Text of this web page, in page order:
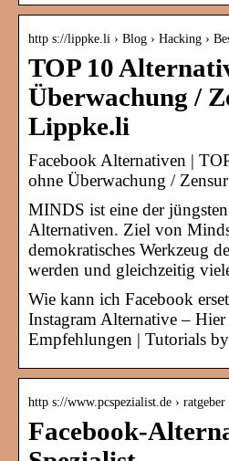
http s://lippke.li › Blog › Hacking ›
TOP 10
Überwachung /
Lippke.li
Facebook Alternativen |
ohne Überwachung / Zensur
MINDS ist eine der
Alternativen. Ziel von
demokratisches Werkzeug
werden und gleichzeitig
Wie kann ich Facebook
Instagram Alternative –
Empfehlungen | Tutorials
http s://www.pcspezialist.de ›
Facebook-